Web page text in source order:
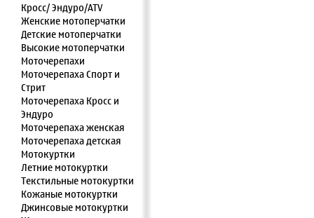
Кросс/ Эндуро/ATV
Женские мотоперчатки
Детские мотоперчатки
Высокие мотоперчатки
Моточерепахи
Моточерепаха Спорт и
Стрит
Моточерепаха Кросс и
Эндуро
Моточерепаха женская
Моточерепаха детская
Мотокуртки
Летние мотокуртки
Текстильные мотокуртки
Кожаные мотокуртки
Джинсовые мотокуртки